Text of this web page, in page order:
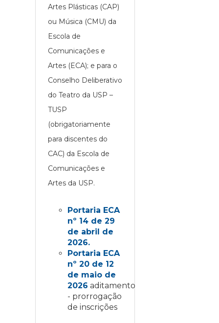
Artes Plásticas (CAP)
ou Música (CMU) da
Escola de
Comunicações e
Artes (ECA); e para o
Conselho Deliberativo
do Teatro da USP –
TUSP
(obrigatoriamente
para discentes do
CAC) da Escola de
Comunicações e
Artes da USP.
Portaria ECA
nº 14 de 29
de abril de
2026.
Portaria ECA
nº 20 de 12
de maio de
2026 aditamento
- prorrogação
de inscrições